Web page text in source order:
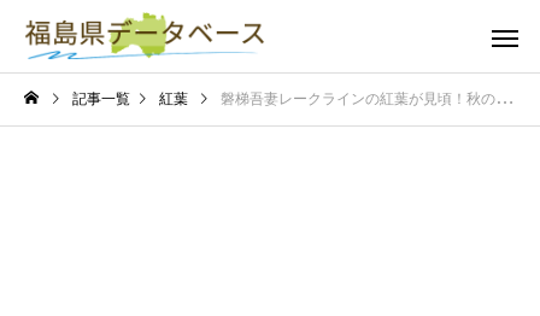
記事一覧 紅葉 磐梯吾妻レークラインの紅葉が見頃！秋の彩りを楽しむドライブへ出よう